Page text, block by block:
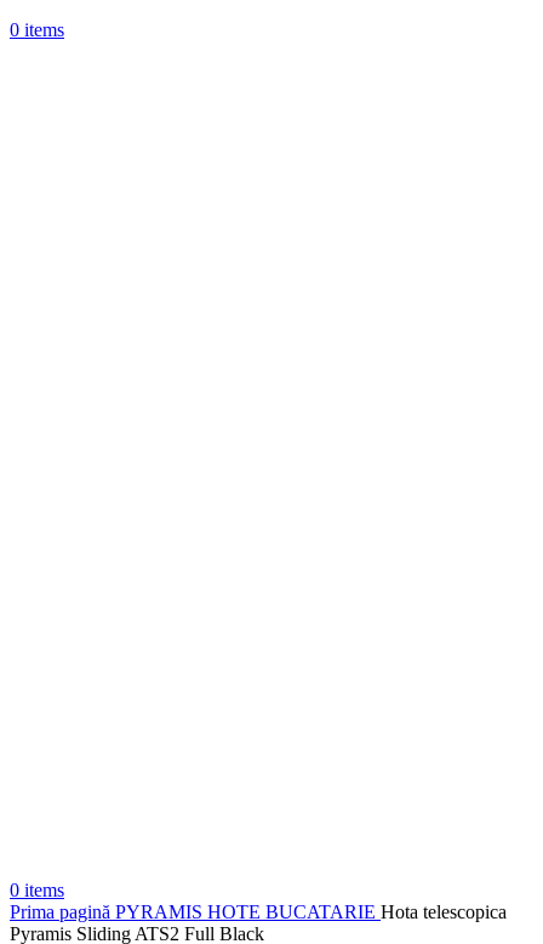
0 items
0 items
Prima pagină PYRAMIS HOTE BUCATARIE Hota telescopica
Pyramis Sliding ATS2 Full Black